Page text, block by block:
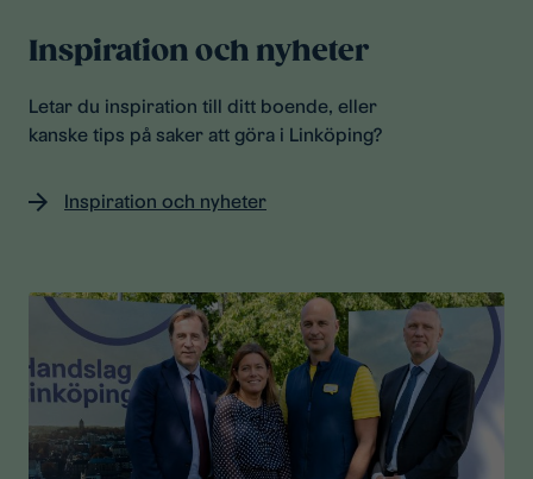
Inspiration och nyheter
Letar du inspiration till ditt boende, eller
kanske tips på saker att göra i Linköping?
Inspiration och nyheter